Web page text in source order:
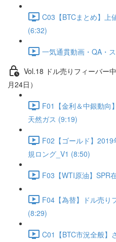
C03【BTCまとめ】上
(6:32)
一気通貫動画・QA・
Vol.18 ドル売りフィーバー
月24日）
F01【金利＆中銀動向
天然ガス (9:19)
F02【ゴールド】
規ロング_V1 (8:50)
F03【WTI原油】SPR
F04【為替】ドル売り
(8:29)
C01【BTC市況全般】